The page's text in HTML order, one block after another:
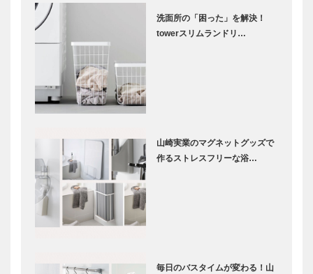
洗面所の「困った」を解決！
towerスリムランドリ…
山崎実業のマグネットグッズで
作るストレスフリーな浴…
毎日のバスタイムが変わる！山